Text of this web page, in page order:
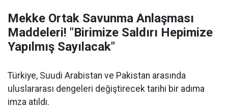
Mekke Ortak Savunma Anlaşması
Maddeleri! "Birimize Saldırı Hepimize
Yapılmış Sayılacak"
Türkiye, Suudi Arabistan ve Pakistan arasında
uluslararası dengeleri değiştirecek tarihi bir adıma
imza atıldı.